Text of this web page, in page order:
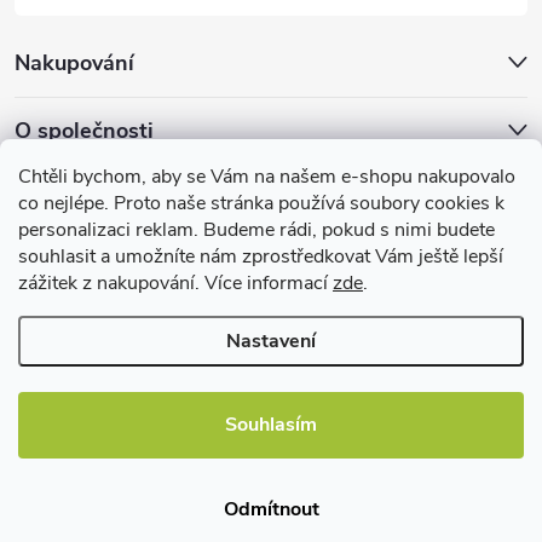
Chtěli bychom, aby se Vám na našem e-shopu nakupovalo
co nejlépe. Proto naše stránka používá soubory cookies k
personalizaci reklam. Budeme rádi, pokud s nimi budete
souhlasit a umožníte nám zprostředkovat Vám ještě lepší
zážitek z nakupování. Více informacízde.
Nastavení
Souhlasím
Odmítnout
u
Nakupování
O společnosti
Facebook
Užitečné informace